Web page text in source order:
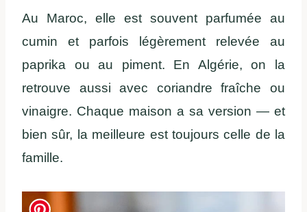
Au Maroc, elle est souvent parfumée au
cumin et parfois légèrement relevée au
paprika ou au piment. En Algérie, on la
retrouve aussi avec coriandre fraîche ou
vinaigre. Chaque maison a sa version — et
bien sûr, la meilleure est toujours celle de la
famille.